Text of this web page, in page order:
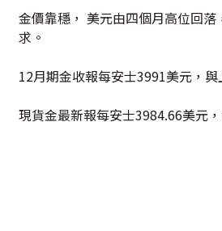
金價靠穩， 美元由四個月高位回
求。
12月期金收報每安士3991美元，與
現貨金最新報每安士3984.66美元